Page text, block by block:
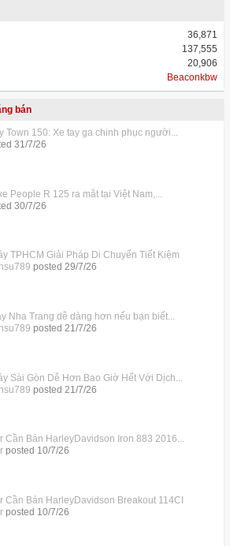
36,871
137,555
20,906
Beaconkbw
bán
Town 150: Xe tay ga chinh phục người...
31/7/26
People R 125 ra mắt tại Việt Nam,...
30/7/26
TPHCM Giải Pháp Di Chuyển Tiết Kiệm
posted 29/7/26
Nha Trang dễ dàng hơn nếu bạn biết...
posted 21/7/26
Sài Gòn Dễ Hơn Bao Giờ Hết Với Dịch...
posted 21/7/26
Cần Bán HarleyDavidson Iron 883 2016...
posted 10/7/26
Cần Bán HarleyDavidson Breakout 114CI
posted 10/7/26